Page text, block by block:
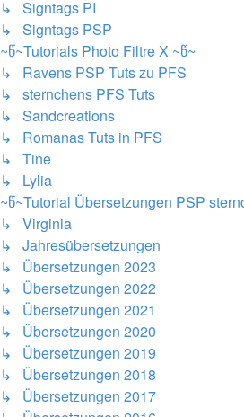
↳ Signtags PI
↳ Signtags PSP
~წ~Tutorials Photo Filtre X ~წ~
↳ Ravens PSP Tuts zu PFS
↳ sternchens PFS Tuts
↳ Sandcreations
↳ Romanas Tuts in PFS
↳ Tine
↳ Lylia
~წ~Tutorial Übersetzungen PSP
↳ Virginia
↳ Jahresübersetzungen
↳ Übersetzungen 2023
↳ Übersetzungen 2022
↳ Übersetzungen 2021
↳ Übersetzungen 2020
↳ Übersetzungen 2019
↳ Übersetzungen 2018
↳ Übersetzungen 2017